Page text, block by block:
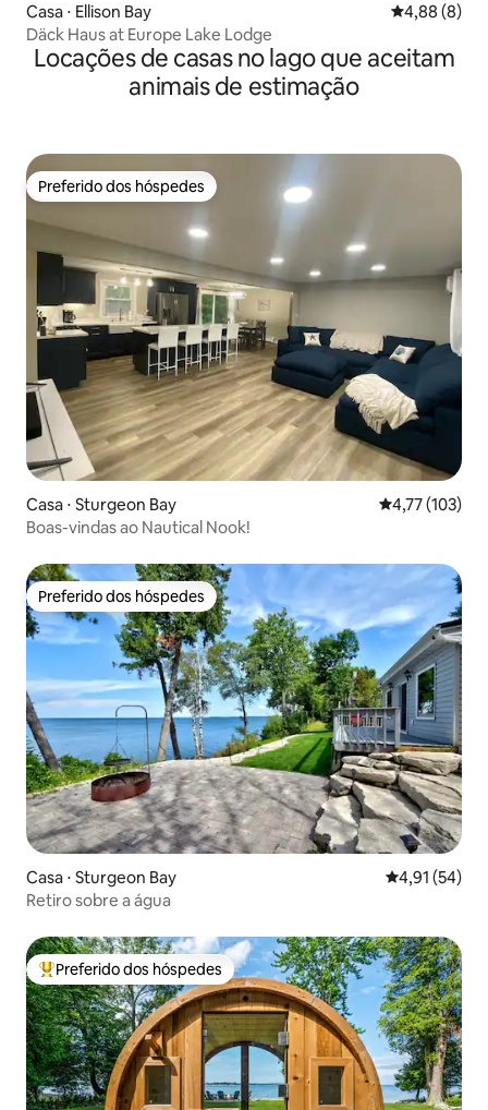
Casa ⋅ Ellison Bay 4,88 de uma
4,88 (8)
Däck Haus at Europe Lake Lodge
Locações de casas no lago que aceitam
animais de estimação
Preferido dos hóspedes
Preferido dos hóspedes
Casa ⋅ Sturgeon Bay 4,77 de uma
4,77 (103)
Boas-vindas ao Nautical Nook!
Preferido dos hóspedes
Preferido dos hóspedes
Casa ⋅ Sturgeon Bay 4,91 de uma
4,91 (54)
Retiro sobre a água
Entre os melhores preferidos dos hóspedes
Preferido dos hóspedes